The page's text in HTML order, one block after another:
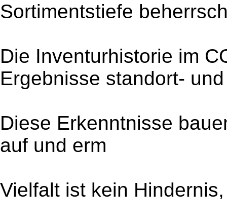
Sortimentstiefe
Die Inventurhistorie im
Ergebnisse standort-
Diese Erkenntnisse
auf und erm
Vielfalt ist kein